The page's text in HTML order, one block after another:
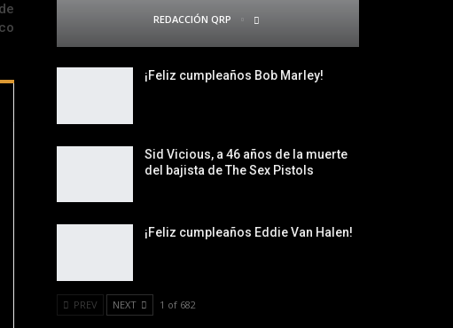
REDACCIÓN QRP
¡Feliz cumpleaños Bob Marley!
Sid Vicious, a 46 años de la muerte
del bajista de The Sex Pistols
¡Feliz cumpleaños Eddie Van Halen!
PREV NEXT 1 of 682